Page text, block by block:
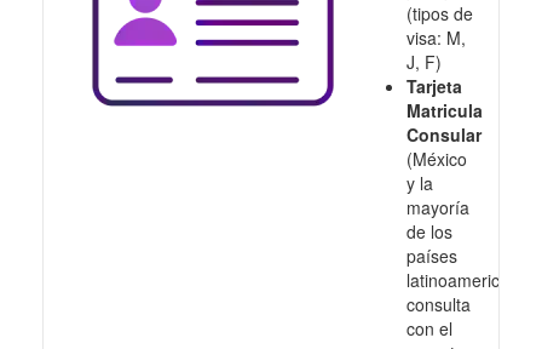
(tipos de
visa: M,
J, F)
Tarjeta
Matricula
Consular
(México
y la
mayoría
de los
países
latinoamericanos,
consulta
con el